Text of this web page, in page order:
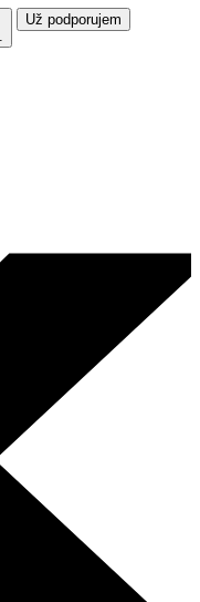
Už podporujem